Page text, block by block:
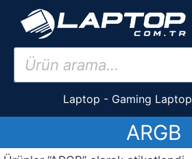
İçeriğe
Products
search
Laptop - Gaming Laptop
ARGB